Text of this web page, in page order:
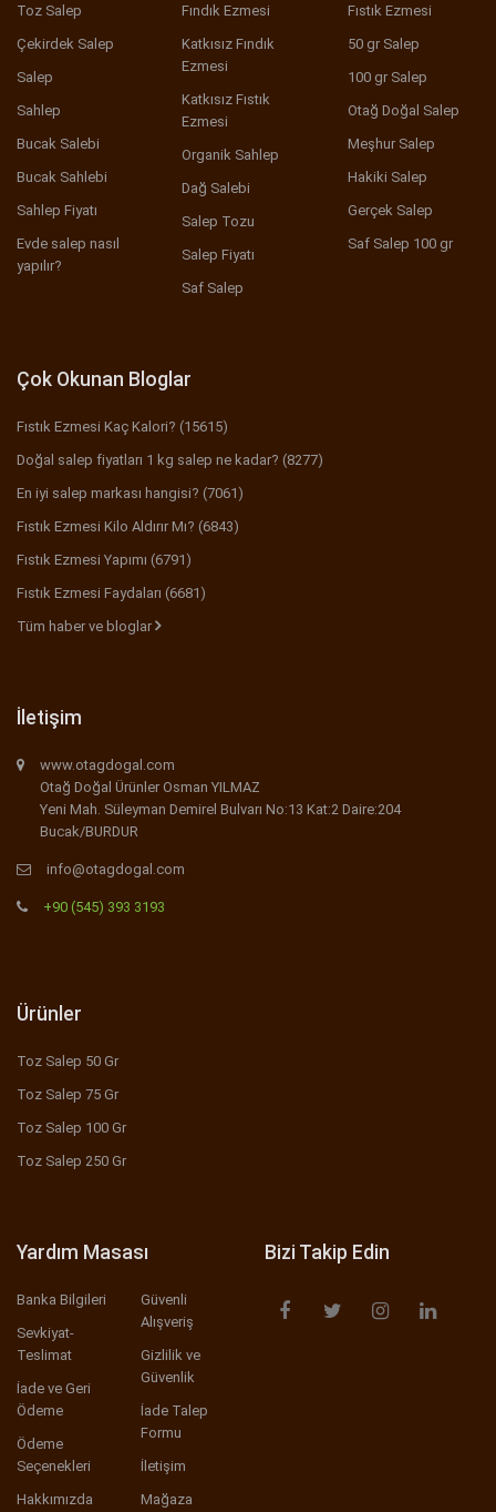
Toz Salep
Çekirdek Salep
Salep
Sahlep
Bucak Salebi
Bucak Sahlebi
Sahlep Fiyatı
Evde salep nasıl
yapılır?
Fındık Ezmesi
Katkısız Fındık
Ezmesi
Katkısız Fıstık
Ezmesi
Organik Sahlep
Dağ Salebi
Salep Tozu
Salep Fiyatı
Saf Salep
Fıstık Ezmesi
50 gr Salep
100 gr Salep
Otağ Doğal Salep
Meşhur Salep
Hakiki Salep
Gerçek Salep
Saf Salep 100 gr
Çok Okunan Bloglar
Fıstık Ezmesi Kaç Kalori? (15615)
Doğal salep fiyatları 1 kg salep ne kadar? (8277)
En iyi salep markası hangisi? (7061)
Fıstık Ezmesi Kilo Aldırır Mı? (6843)
Fıstık Ezmesi Yapımı (6791)
Fıstık Ezmesi Faydaları (6681)
Tüm haber ve bloglar
İletişim
www.otagdogal.com
Otağ Doğal Ürünler Osman YILMAZ
Yeni Mah. Süleyman Demirel Bulvarı No:13 Kat:2 Daire:204
Bucak/BURDUR
info@otagdogal.com
+90 (545) 393 3193
Ürünler
Toz Salep 50 Gr
Toz Salep 75 Gr
Toz Salep 100 Gr
Toz Salep 250 Gr
Yardım Masası
Banka Bilgileri
Sevkiyat-
Teslimat
İade ve Geri
Ödeme
Ödeme
Seçenekleri
Hakkımızda
Güvenli
Alışveriş
Gizlilik ve
Güvenlik
İade Talep
Formu
İletişim
Mağaza
Bizi Takip Edin